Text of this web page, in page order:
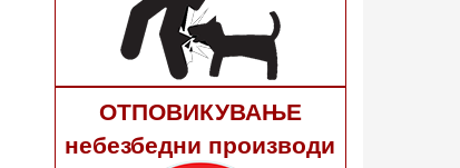
ОТПОВИКУВАЊЕ
небезбедни производи